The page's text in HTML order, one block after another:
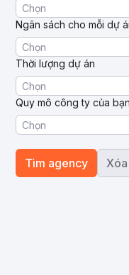
Chọn
Ngân sách cho mỗi dự
Chọn
Thời lượng dự án
Chọn
Quy mô công ty của bạn
Chọn
Tìm agency Xóa